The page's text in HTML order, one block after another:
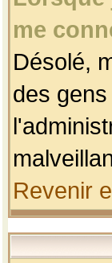
me
Désolé,
des
Revenir